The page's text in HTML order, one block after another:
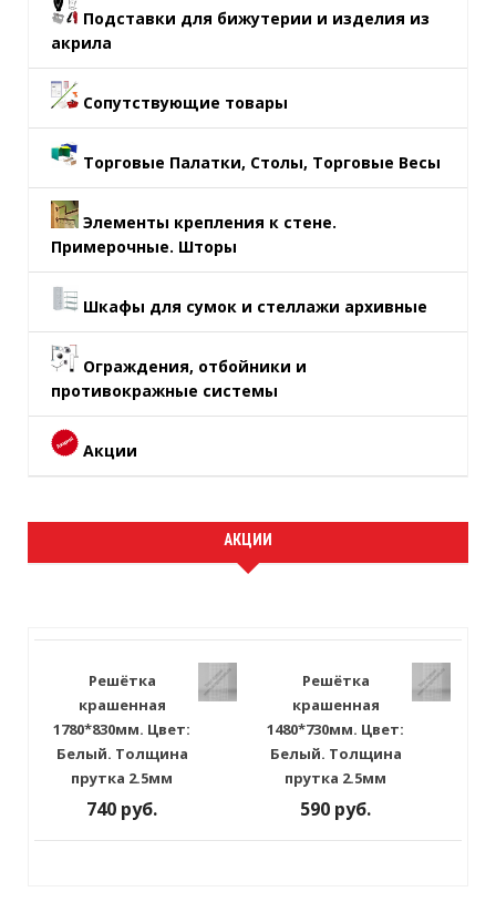
Подставки для бижутерии и изделия из
акрила
Сопутствующие товары
Торговые Палатки, Столы, Торговые Весы
Элементы крепления к стене.
Примерочные. Шторы
Шкафы для сумок и стеллажи архивные
Ограждения, отбойники и
противокражные системы
Акции
АКЦИИ
Решётка
крашенная
1780*830мм. Цвет:
Белый. Толщина
прутка 2.5мм
740 руб.
Решётка
крашенная
1480*730мм. Цвет:
Белый. Толщина
прутка 2.5мм
590 руб.